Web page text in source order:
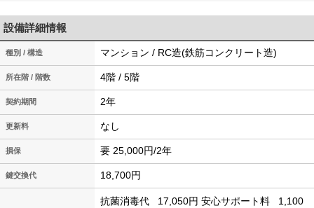
設備詳細情報
種別 / 構造 マンション / RC造(鉄筋コンクリート造)
所在階 / 階数 4階 / 5階
契約期間 2年
更新料 なし
損保 要 25,000円/2年
鍵交換代 18,700円
抗菌消毒代 17,050円 安心サポート料
1,100